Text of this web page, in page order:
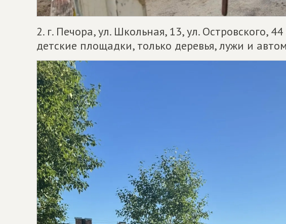
2. г. Печора, ул. Школьная, 13, ул. Островского,
детские площадки, только деревья, лужи и